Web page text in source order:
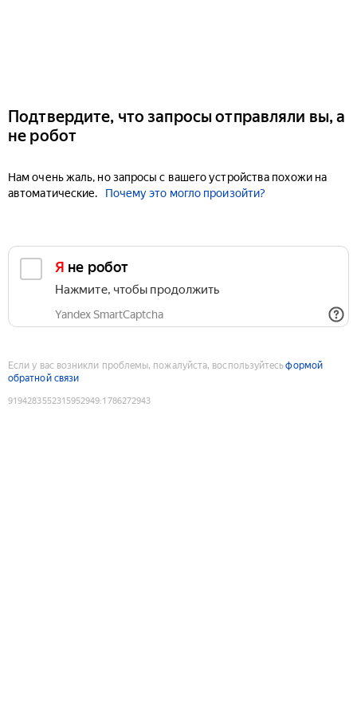
Подтвердите, что запросы отправляли вы, а
не робот
Нам очень жаль, но запросы с вашего устройства похожи на
автоматические.
Почему это могло произойти?
Я не робот
Нажмите, чтобы продолжить
Yandex SmartCaptcha
Если у вас возникли проблемы, пожалуйста, воспользуйтесьформой
обратной связи
9194283552315952949:1786272943